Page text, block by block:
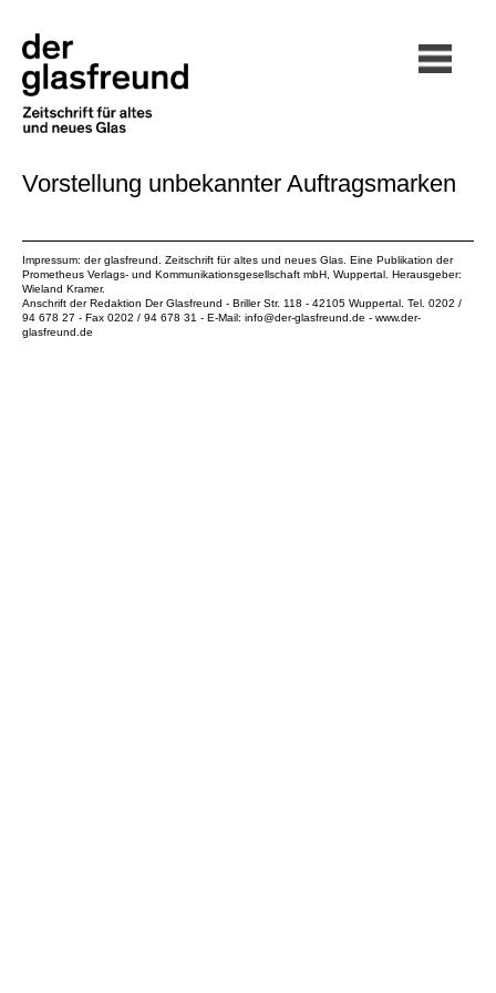
Vorstellung unbekannter Auftragsmarken
Impressum: der glasfreund. Zeitschrift für altes und neues Glas. Eine Publikation der
Prometheus Verlags- und Kommunikationsgesellschaft mbH , Wuppertal. Herausgeber:
Wieland Kramer.
Anschrift der Redaktion Der Glasfreund - Briller Str. 118 - 42105 Wuppertal. Tel. 0202 /
94 678 27 - Fax 0202 / 94 678 31 - E-Mail: info@der-glasfreund.de - www.der-
glasfreund.de